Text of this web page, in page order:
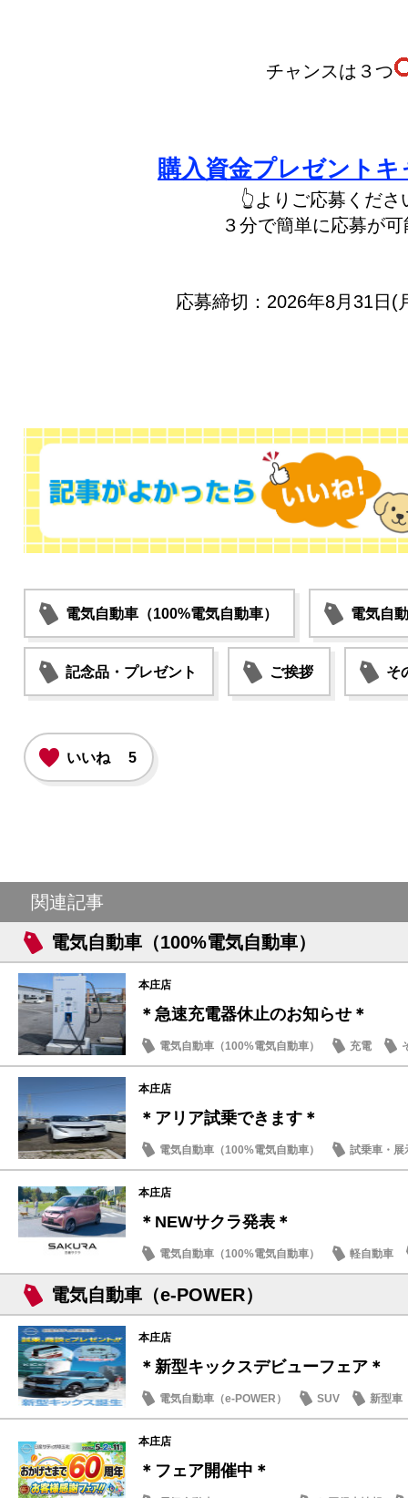
チャンスは３つ
購入資金プレゼント
👆よりご応募くださ
３分で簡単に応募が
応募締切：2026年8月31日(
電気自動車（100%電気自動車） 電気自
記念品・プレゼント ご挨拶 そ
いいね 5
関連記事
電気自動車（100%電気自動車）
本庄店
＊急速充電器休止のお知らせ＊
電気自動車（100%電気自動車） 充電
本庄店
＊アリア試乗できます＊
電気自動車（100%電気自動車） 試乗車・展
本庄店
＊NEWサクラ発表＊
電気自動車（100%電気自動車） 軽自動車
電気自動車（e-POWER）
本庄店
＊新型キックスデビューフェア＊
電気自動車（e-POWER） SUV 新型車
本庄店
＊フェア開催中＊